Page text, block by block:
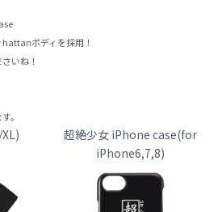
ボディを採用！
いね！
。
超絶少女 iPhone case(for
iPhone6,7,8)